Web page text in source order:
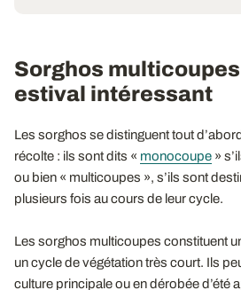
Sorghos
estival intéressant
Les sorghos se distinguent tout
récolte : ils sont dits « monocoupe »
ou bien « multicoupes », s’ils sont
plusieurs fois au cours de leur cycle.
Les sorghos multicoupes constituent
un cycle de végétation très court. Ils
culture principale ou en dérobée d’été